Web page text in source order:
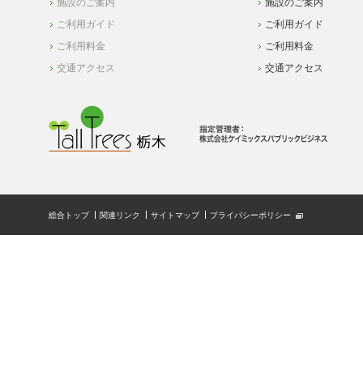
ご利用ガイド
ご利用料金
交通アクセス
ご利用ガイド
ご利用料金
交通アクセス
総合トップ 関連リンク サイトマップ プライバシーポリシー